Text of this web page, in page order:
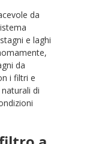
da
e laghi
da
i filtri e
di